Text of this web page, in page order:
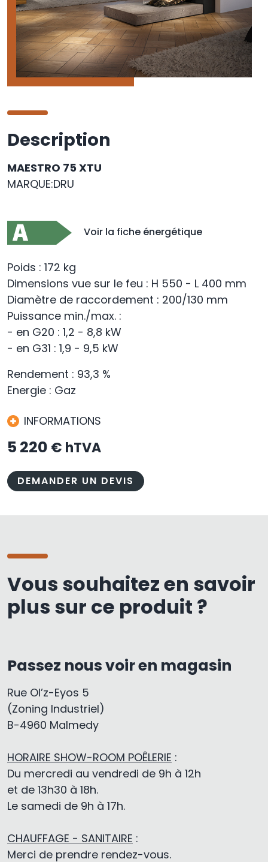
Description
MAESTRO 75 XTU
MARQUE:DRU
Voir la fiche énergétique
Poids : 172 kg
Dimensions vue sur le feu : H 550 - L 400 mm
Diamètre de raccordement : 200/130 mm
Puissance min./max. :
- en G20 : 1,2 - 8,8 kW
- en G31 : 1,9 - 9,5 kW
Rendement : 93,3 %
Energie : Gaz
INFORMATIONS
5 220 € hTVA
DEMANDER UN DEVIS
Vous souhaitez en savoir
plus sur ce produit ?
Passez nous voir en magasin
Rue Ol’z-Eyos 5
(Zoning Industriel)
B-4960 Malmedy
HORAIRE SHOW-ROOM POÊLERIE :
Du mercredi au vendredi de 9h à 12h
et de 13h30 à 18h.
Le samedi de 9h à 17h.
CHAUFFAGE - SANITAIRE :
Merci de prendre rendez-vous.